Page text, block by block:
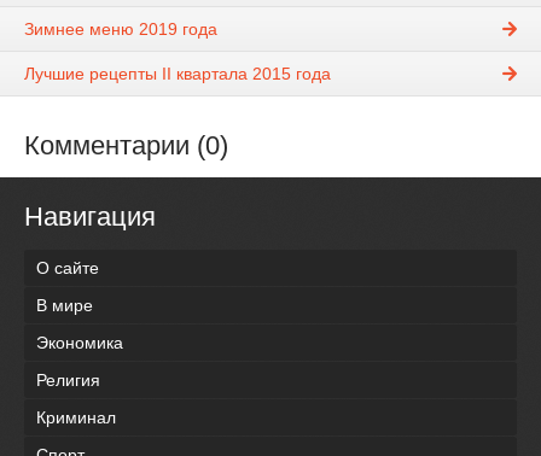
Зимнее меню 2019 года
Лучшие рецепты II квартала 2015 года
Комментарии (0)
Навигация
О сайте
В мире
Экономика
Религия
Криминал